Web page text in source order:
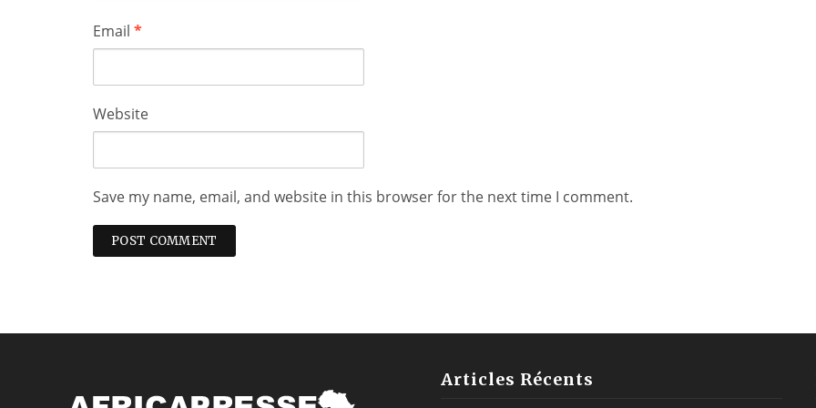
Email *
Website
Save my name, email, and website in this browser for the next time I comment.
Articles Récents